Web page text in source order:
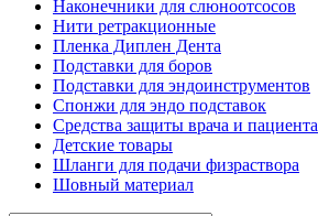
Наконечники для слюноотсосов
Нити ретракционные
Пленка Диплен Дента
Подставки для боров
Подставки для эндоинструментов
Спонжи для эндо подставок
Средства защиты врача и пациента
Детские товары
Шланги для подачи физраствора
Шовный материал